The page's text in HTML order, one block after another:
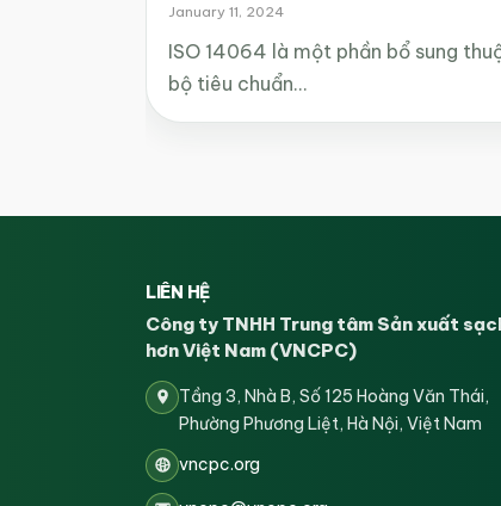
January 11, 2024
ISO 14064 là một phần bổ sung
bộ tiêu chuẩn…
LIÊN HỆ
Công ty TNHH Trung tâm Sản xuất
hơn Việt Nam (VNCPC)
Tầng 3, Nhà B, Số 125 Hoàng Văn Thái,
Phường Phương Liệt, Hà Nội, Việt Nam
vncpc.org